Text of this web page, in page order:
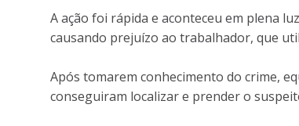
A ação foi rápida e aconteceu em plena
causando prejuízo ao trabalhador, que
Após tomarem conhecimento do crime,
conseguiram localizar e prender o